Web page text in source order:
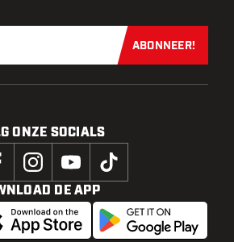
Schrijf je
ABONNEER!
ONZE SOCIALS
DE APP